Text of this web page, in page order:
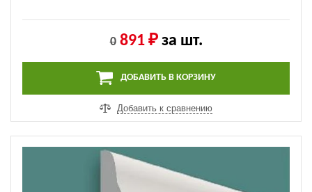
0 891 ₽за шт.
ДОБАВИТЬ В КОРЗИНУ
Добавить к сравнению